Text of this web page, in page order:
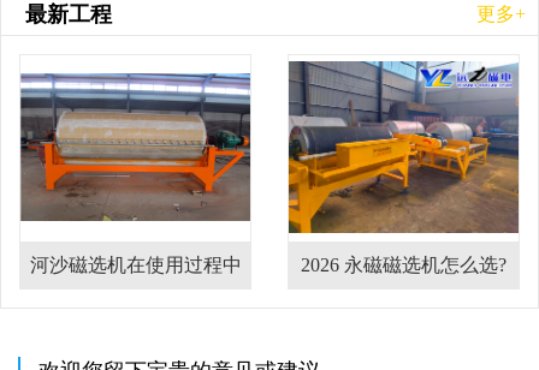
最新工程 更多+
河沙磁选机在使用过程中
的注意事项
2026 永磁磁选机怎么选?
干湿式磁选机设备哪家厂